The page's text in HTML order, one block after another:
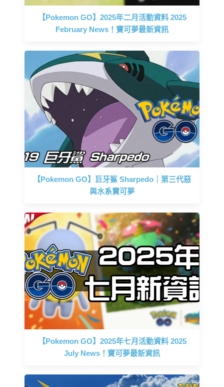
【Pokemon GO】2025年二月活動資料 2025
February News！寶可夢最新資訊
【Pokemon GO】巨牙鯊 Sharpedo｜第三代惡
與水系寶可夢
【Pokemon GO】2025年七月活動資料 2025
July News！寶可夢最新資訊